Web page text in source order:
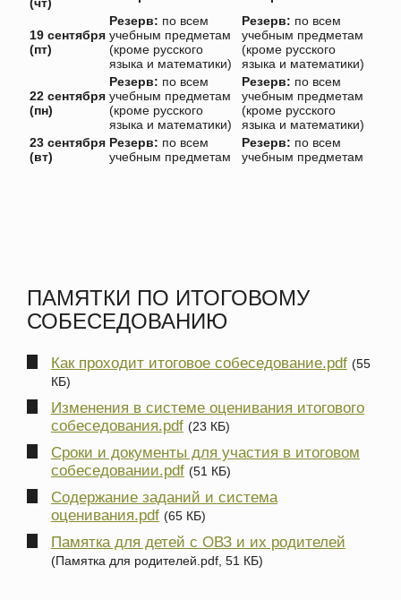
(чт)
19 сентября
(пт)
Резерв: по всем
учебным предметам
(кроме русского
языка и математики)
Резерв: по всем
учебным предметам
(кроме русского
языка и математики)
22 сентября
(пн)
Резерв: по всем
учебным предметам
(кроме русского
языка и математики)
Резерв: по всем
учебным предметам
(кроме русского
языка и математики)
23 сентября
(вт)
Резерв: по всем
учебным предметам
Резерв: по всем
учебным предметам
ПАМЯТКИ ПО ИТОГОВОМУ
СОБЕСЕДОВАНИЮ
Как проходит итоговое собеседование.pdf (55
КБ)
Изменения в системе оценивания итогового
собеседования.pdf (23 КБ)
Сроки и документы для участия в итоговом
собеседовании.pdf (51 КБ)
Содержание заданий и система
оценивания.pdf (65 КБ)
Памятка для детей с ОВЗ и их родителей
(Памятка для родителей.pdf, 51 КБ)